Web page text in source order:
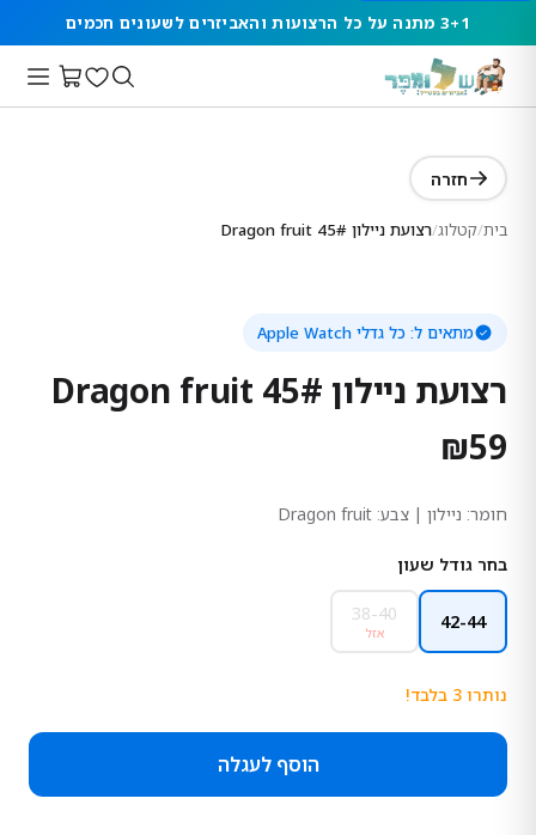
3+1 מתנה על כל הרצועות והאביזרים לשעונים חכמים
חזרה
בית/קטלוג/רצועת ניילון 45# Dragon fruit
מתאים ל: כל גדלי Apple Watch
רצועת ניילון 45# Dragon fruit
₪59
חומר: ניילון | צבע: Dragon fruit
בחר גודל שעון
42-44
38-40
אזל
נותרו 3 בלבד!
הוסף לעגלה